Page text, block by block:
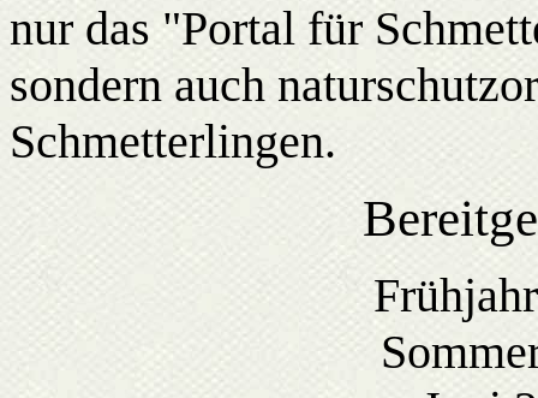
nur das "Portal für
sondern auch
Schmetterlingen.